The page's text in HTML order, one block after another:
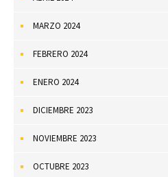
MARZO 2024
FEBRERO 2024
ENERO 2024
DICIEMBRE 2023
NOVIEMBRE 2023
OCTUBRE 2023